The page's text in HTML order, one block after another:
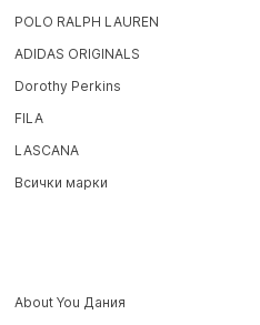
POLO RALPH LAUREN
ADIDAS ORIGINALS
Dorothy Perkins
FILA
LASCANA
Всички марки
About You Дания